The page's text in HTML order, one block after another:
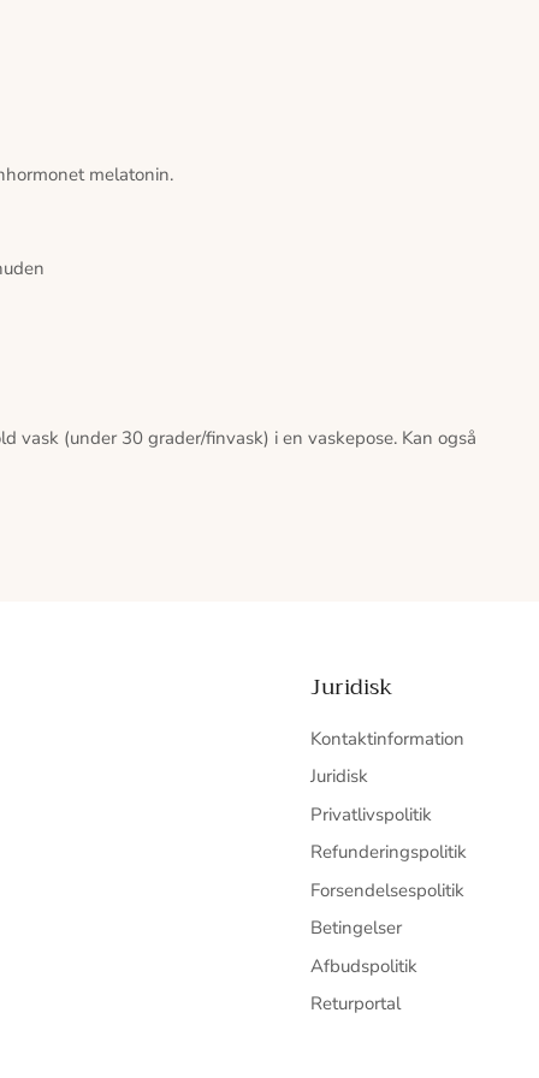
melatonin.
vask (under 30 grader/finvask) i en vaskepose. Kan også
Juridisk
Kontaktinformation
Juridisk
Privatlivspolitik
Refunderingspolitik
Forsendelsespolitik
Betingelser
Afbudspolitik
Returportal